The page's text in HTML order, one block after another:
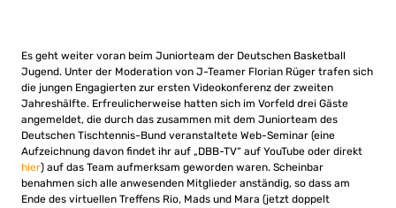
Es geht weiter voran beim Juniorteam der Deutschen Basketball
Jugend. Unter der Moderation von J-Teamer Florian Rüger trafen sich
die jungen Engagierten zur ersten Videokonferenz der zweiten
Jahreshälfte. Erfreulicherweise hatten sich im Vorfeld drei Gäste
angemeldet, die durch das zusammen mit dem Juniorteam des
Deutschen Tischtennis-Bund veranstaltete Web-Seminar (eine
Aufzeichnung davon findet ihr auf „DBB-TV“ auf YouTube oder direkt
hier) auf das Team aufmerksam geworden waren. Scheinbar
benahmen sich alle anwesenden Mitglieder anständig, so dass am
Ende des virtuellen Treffens Rio, Mads und Mara (jetzt doppelt